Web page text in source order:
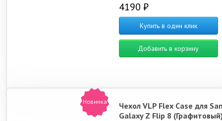
4190 ₽
Купить в один клик
Добавить в корзину
Новинка
Чехол VLP Flex Case для
Galaxy Z Flip 8